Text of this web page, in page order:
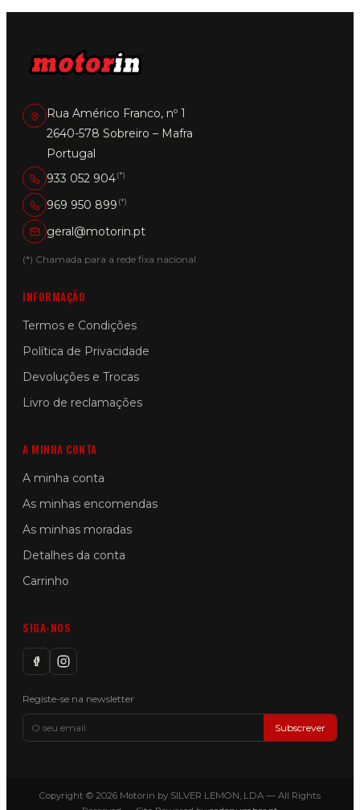
Rua Américo Franco, nº 1
2640-578 Sobreiro – Mafra
Portugal
933 052 904(*)
969 950 899 (*)
geral@motorin.pt
(*) Chamada para a rede fixa nacional
INFORMAÇÃO
Termos e Condições
Política de Privacidade
Devoluções e Trocas
Livro de reclamações
A MINHA CONTA
A minha conta
As minhas encomendas
As minhas moradas
Detalhes da conta
Carrinho
SIGA-NOS
Registe-se na newsletter
Subscrever
Copyright © 2026 Motorin by SILVER LEMON, LDA — All Rights